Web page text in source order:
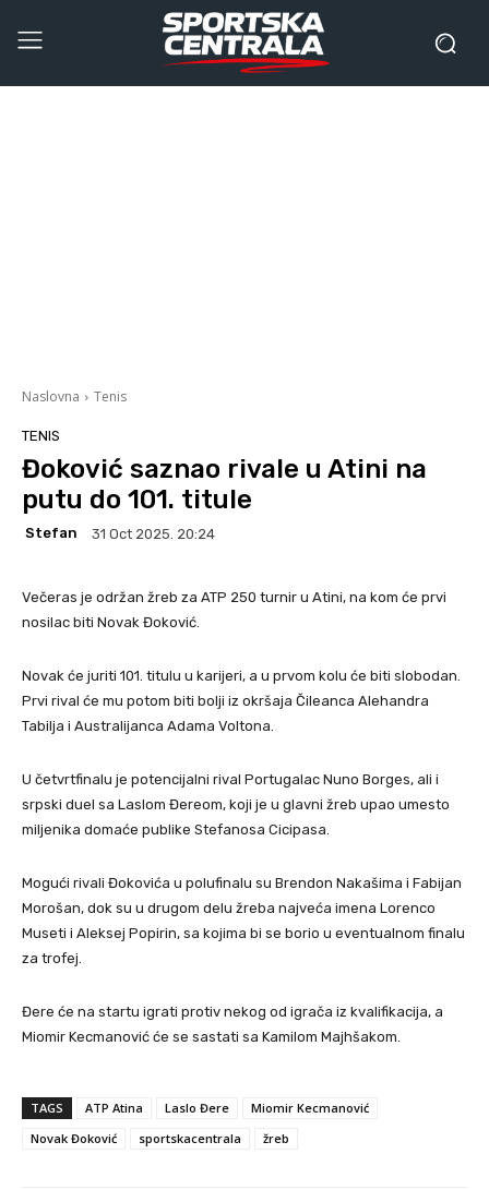
Naslovna Tenis
TENIS
Đoković saznao rivale u Atini na
putu do 101. titule
Stefan 31 Oct 2025. 20:24
Večeras je održan žreb za ATP 250 turnir u Atini, na kom će prvi
nosilac biti Novak Đoković.
Novak će juriti 101. titulu u karijeri, a u prvom kolu će biti slobodan.
Prvi rival će mu potom biti bolji iz okršaja Čileanca Alehandra
Tabilja i Australijanca Adama Voltona.
U četvrtfinalu je potencijalni rival Portugalac Nuno Borges, ali i
srpski duel sa Laslom Đereom, koji je u glavni žreb upao umesto
miljenika domaće publike Stefanosa Cicipasa.
Mogući rivali Đokovića u polufinalu su Brendon Nakašima i Fabijan
Morošan, dok su u drugom delu žreba najveća imena Lorenco
Museti i Aleksej Popirin, sa kojima bi se borio u eventualnom finalu
za trofej.
Đere će na startu igrati protiv nekog od igrača iz kvalifikacija, a
Miomir Kecmanović će se sastati sa Kamilom Majhšakom.
TAGS ATP Atina Laslo Đere
Miomir Kecmanović
Novak Đoković
sportskacentrala žreb